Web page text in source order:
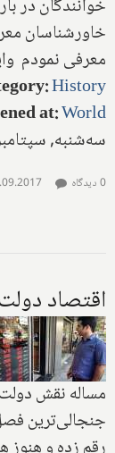
خوانندگان در
خاورشناسان
معرفی نمودم
:History
at:World
سه‌شنبه, سپتامبر 19, 2017 -
0 دیدگاه
اقتصاد
مساله نقش
جنجالی‌ترین